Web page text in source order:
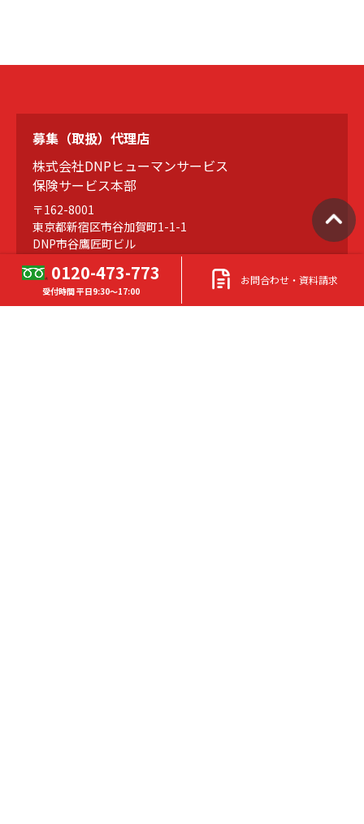
0120-473-773
受付時間 平日9:30～17:00
お問合わせ・資料請求
募集（取扱）代理店
株式会社DNPヒューマンサービス
保険サービス本部
〒162-8001
東京都新宿区市谷加賀町1-1-1
DNP市谷鷹匠町ビル
TEL